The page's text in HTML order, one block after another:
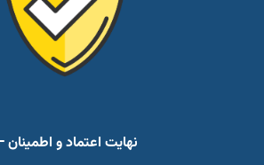
نهایت اعتماد و اطمینان